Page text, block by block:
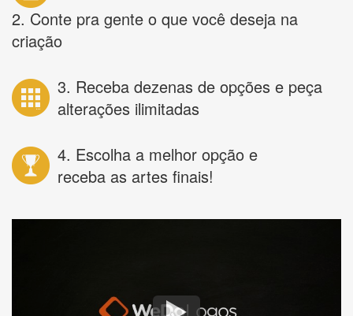
2. Conte pra gente o que você deseja na
criação
3. Receba dezenas de opções e peça
alterações ilimitadas
4. Escolha a melhor opção e
receba as artes finais!